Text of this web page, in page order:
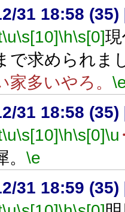
31 18:58 (35)
\u\s[10]\h\s[0]
で求められま
家多いやろ。
31 18:58 (35)
\u\s[10]\h\s[0]\u
。 \e
31 18:59 (35)